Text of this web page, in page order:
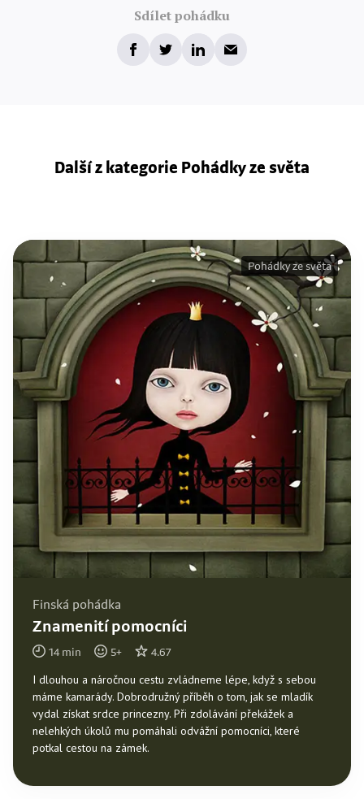
Sdílet pohádku
Další z kategorie Pohádky ze světa
Finská pohádka
Znamenití pomocníci
14min 5+ 4.67
I dlouhou a náročnou cestu zvládneme lépe, když s sebou
máme kamarády. Dobrodružný příběh o tom, jak se mladík
vydal získat srdce princezny. Při zdolávání překážek a
nelehkých úkolů mu pomáhali odvážní pomocníci, které
potkal cestou na zámek.
Pohádky ze světa